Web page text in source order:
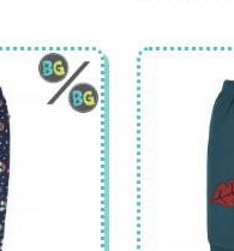
Opțiunile
pot
fi
alese
în
pagina
produsului.